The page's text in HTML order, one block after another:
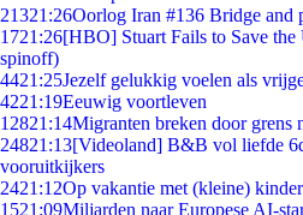
21321:26Oorlog Iran #136 Bridge and
1721:26[HBO] Stuart Fails to Save
spinoff)
4421:25Jezelf gelukkig voelen als
4221:19Eeuwig voortleven
12821:14Migranten breken door grens
24821:13[Videoland] B&B vol liefde
vooruitkijkers
2421:12Op vakantie met (kleine)
1521:09Miljarden naar Europese AI-